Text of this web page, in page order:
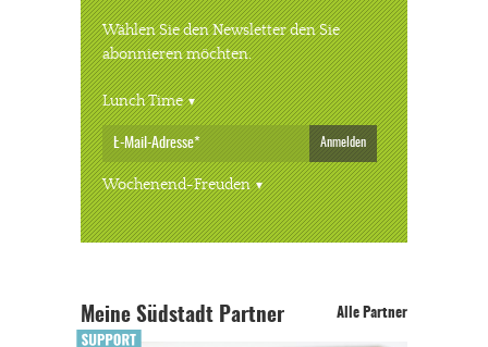
Wählen Sie den Newsletter den Sie
abonnieren möchten.
Lunch Time
Anmelden
Wochenend-Freuden
Meine Südstadt Partner Alle Partner